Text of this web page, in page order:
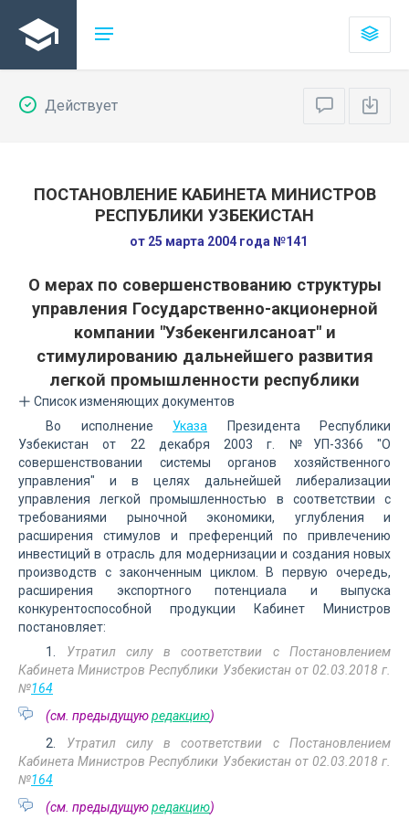
Действует
ПОСТАНОВЛЕНИЕ КАБИНЕТА МИНИСТРОВ
РЕСПУБЛИКИ УЗБЕКИСТАН
от 25 марта 2004 года №141
О мерах по совершенствованию структуры
управления Государственно-акционерной
компании "Узбекенгилсаноат" и
стимулированию дальнейшего развития
легкой промышленности республики
Список изменяющих документов
Во исполнение Указа Президента Республики
Узбекистан от 22 декабря 2003 г. №УП-3366 "О
совершенствовании системы органов хозяйственного
управления" и в целях дальнейшей либерализации
управления легкой промышленностью в соответствии с
требованиями рыночной экономики, углубления и
расширения стимулов и преференций по привлечению
инвестиций в отрасль для модернизации и создания новых
производств с законченным циклом. В первую очередь,
расширения экспортного потенциала и выпуска
конкурентоспособной продукции Кабинет Министров
постановляет:
1. Утратил силу в соответствии с Постановлением
Кабинета Министров Республики Узбекистан от 02.03.2018 г.
№164
(см. предыдущуюредакцию)
2. Утратил силу в соответствии с Постановлением
Кабинета Министров Республики Узбекистан от 02.03.2018 г.
№164
(см. предыдущуюредакцию)